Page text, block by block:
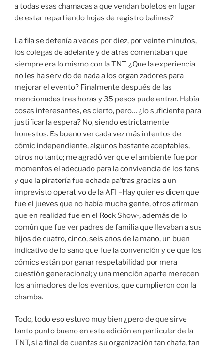
a todas esas chamacas a que vendan boletos en lugar
de estar repartiendo hojas de registro balines?
La fila se detenía a veces por diez, por veinte minutos,
los colegas de adelante y de atrás comentaban que
siempre era lo mismo con la TNT. ¿Que la experiencia
no les ha servido de nada a los organizadores para
mejorar el evento? Finalmente después de las
mencionadas tres horas y 35 pesos pude entrar. Había
cosas interesantes, es cierto, pero… ¿lo suficiente para
justificar la espera? No, siendo estrictamente
honestos. Es bueno ver cada vez más intentos de
cómic independiente, algunos bastante aceptables,
otros no tanto; me agradó ver que el ambiente fue por
momentos el adecuado para la convivencia de los fans
y que la piratería fue echada pa’tras gracias a un
imprevisto operativo de la AFI –Hay quienes dicen que
fue el jueves que no había mucha gente, otros afirman
que en realidad fue en el Rock Show-, además de lo
común que fue ver padres de familia que llevaban a sus
hijos de cuatro, cinco, seis años de la mano, un buen
indicativo de lo sano que fue la convención y de que los
cómics están por ganar respetabilidad por mera
cuestión generacional; y una mención aparte merecen
los animadores de los eventos, que cumplieron con la
chamba.
Todo, todo eso estuvo muy bien ¿pero de que sirve
tanto punto bueno en esta edición en particular de la
TNT, si a final de cuentas su organización tan chafa, tan